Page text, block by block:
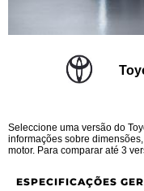
Seleccione uma versão do
informações sobre
motor. Para comparar até 3
ESPECIFICAÇÕES